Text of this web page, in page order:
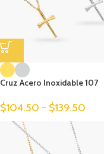
Cruz Acero Inoxidable 107
$104.50 - $139.50